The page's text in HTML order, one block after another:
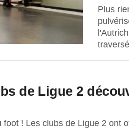
Plus
de Ligue 2
! Les clubs de Ligue 2 ont